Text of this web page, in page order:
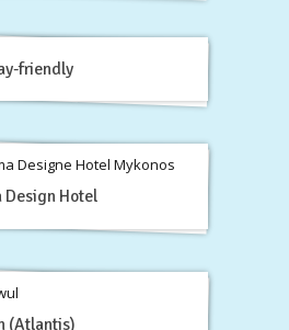
friendly
Design Hotel
(Atlantis)